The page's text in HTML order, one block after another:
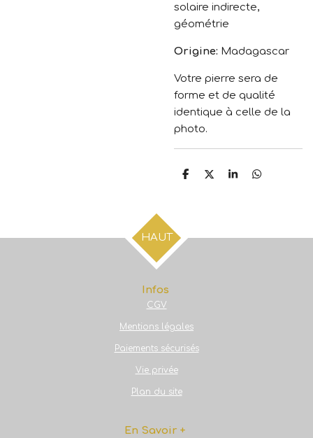
solaire indirecte,
géométrie
Origine: Madagascar
Votre pierre sera de
forme et de qualité
identique à celle de la
photo.
P
e
P
e
P
e
P
e
HAUT
Infos
CGV
Mentions légales
Paiements sécurisés
Vie privée
Plan du site
En Savoir +